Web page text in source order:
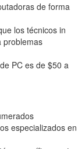
de forma
los técnicos in
problemas
PC es de $50 a
especializados en